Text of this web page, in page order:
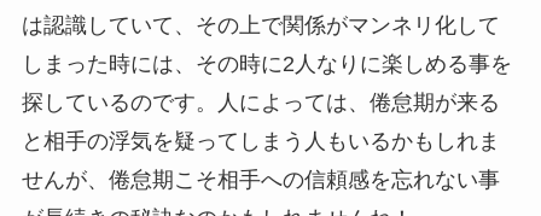
は認識していて、その上で関係がマンネリ化して
しまった時には、その時に2人なりに楽しめる事を
探しているのです。人によっては、倦怠期が来る
と相手の浮気を疑ってしまう人もいるかもしれま
せんが、倦怠期こそ相手への信頼感を忘れない事